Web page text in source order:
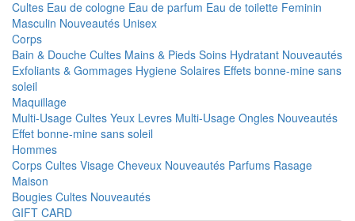
Cultes Eau de cologne Eau de parfum Eau de toilette Feminin
Masculin Nouveautés Unisex
Corps
Bain & Douche Cultes Mains & Pieds Soins Hydratant Nouveautés
Exfoliants & Gommages Hygiene Solaires Effets bonne-mine sans
soleil
Maquillage
Multi-Usage Cultes Yeux Levres Multi-Usage Ongles Nouveautés
Effet bonne-mine sans soleil
Hommes
Corps Cultes Visage Cheveux Nouveautés Parfums Rasage
Maison
Bougies Cultes Nouveautés
GIFT CARD